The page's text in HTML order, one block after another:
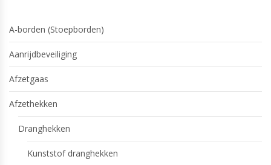
A-borden (Stoepborden)
Aanrijdbeveiliging
Afzetgaas
Afzethekken
Dranghekken
Kunststof dranghekken